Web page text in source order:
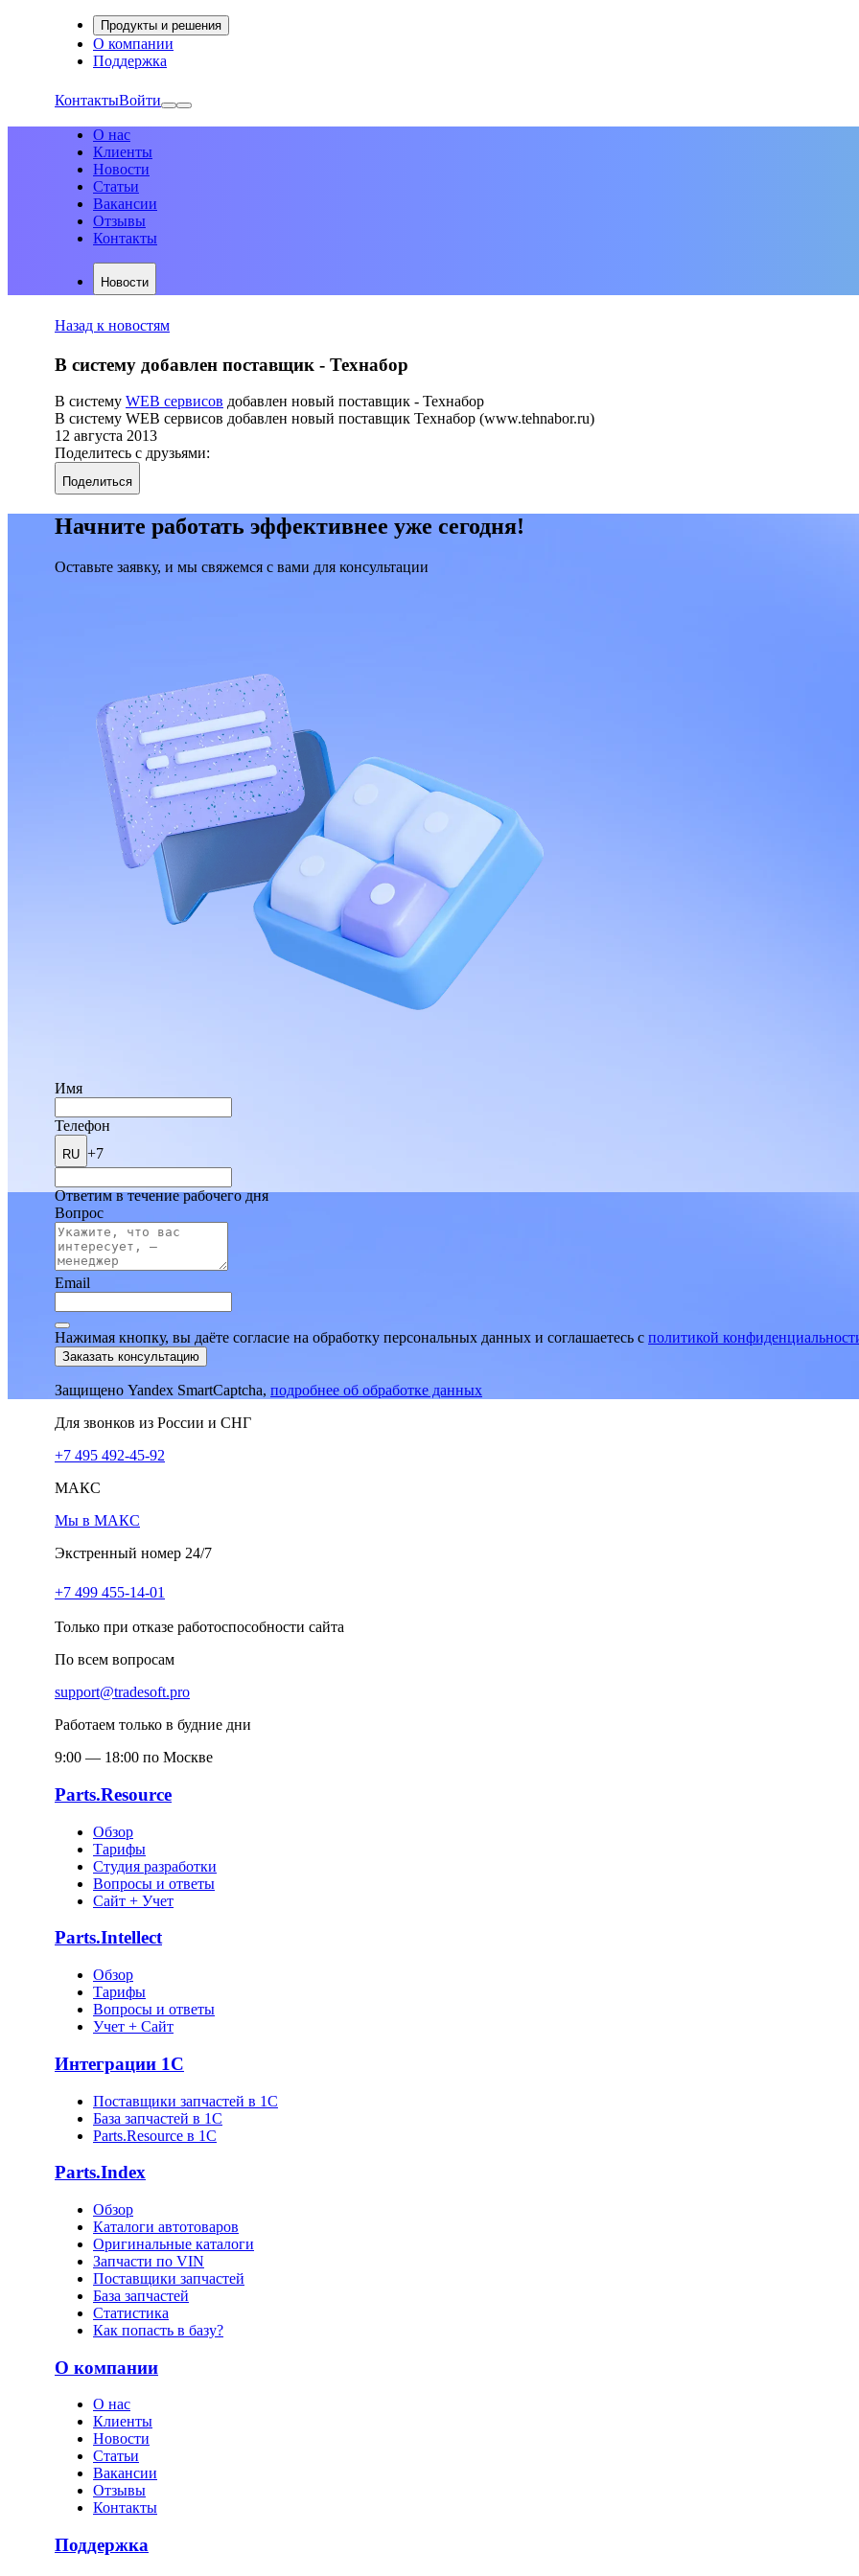
Продукты и решения
О компании
Поддержка
КонтактыВойти
О нас
Клиенты
Новости
Статьи
Вакансии
Отзывы
Контакты
Новости
Назад к новостям
В систему добавлен поставщик - Технабор
В систему WEB сервисов добавлен новый поставщик - Технабор
В систему WEB сервисов добавлен новый поставщик Технабор (www.tehnabor.ru)
12 августа 2013
Поделитесь с друзьями:
Поделиться
Начните работать эффективнее уже сегодня!
Оставьте заявку, и мы свяжемся с вами для консультации
Имя
Телефон
RU +7
Ответим в течение рабочего дня
Вопрос
Email
Нажимая кнопку, вы даёте согласие на обработку персональных данных и соглашаетесь c политикой
Заказать консультацию
Защищено Yandex SmartCaptcha, подробнее об обработке данных
Для звонков из России и СНГ
+7 495 492-45-92
МАКС
Мы в МАКС
Экстренный номер 24/7
+7 499 455-14-01
Только при отказе работоспособности сайта
По всем вопросам
support@tradesoft.pro
Работаем только в будние дни
9:00 — 18:00 по Москве
Parts.Resource
Обзор
Тарифы
Студия разработки
Вопросы и ответы
Сайт + Учет
Parts.Intellect
Обзор
Тарифы
Вопросы и ответы
Учет + Сайт
Интеграции 1С
Поставщики запчастей в 1C
База запчастей в 1С
Parts.Resource в 1C
Parts.Index
Обзор
Каталоги автотоваров
Оригинальные каталоги
Запчасти по VIN
Поставщики запчастей
База запчастей
Статистика
Как попасть в базу?
О компании
О нас
Клиенты
Новости
Статьи
Вакансии
Отзывы
Контакты
Поддержка